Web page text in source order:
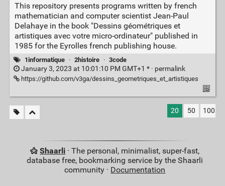
This repository presents programs written by french
mathematician and computer scientist Jean-Paul
Delahaye in the book "Dessins géométriques et
artistiques avec votre micro-ordinateur" published in
1985 for the Eyrolles french publishing house.
1informatique · 2histoire · 3code
January 3, 2023 at 10:01:10 PM GMT+1 * · permalink
https://github.com/v3ga/dessins_geometriques_et_artistiques
20 50 100
Shaarli · The personal, minimalist, super-fast,
database free, bookmarking service by the Shaarli
community · Documentation